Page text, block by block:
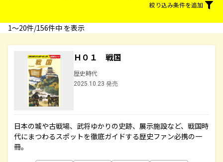
絞り込み条件を追加
1〜20件/156件中 を表示
Ｈ０１ 戦国
歴史時代
2025.10.23 発売
日本の城や古戦場、武将ゆかりの史跡、展示施設など、戦国時
代にまつわるスポットを徹底ガイドする歴史ファン必携の一
冊。